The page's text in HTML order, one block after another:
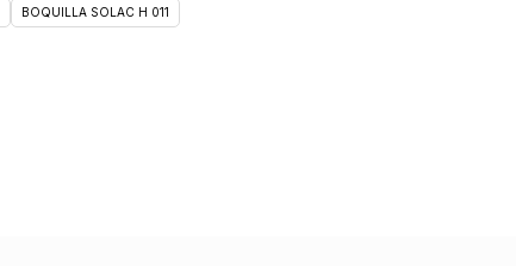
BOQUILLA SOLAC H 011